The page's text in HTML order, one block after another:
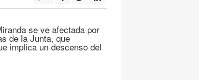
se ve afectada por
de la Junta, que
implica un descenso del